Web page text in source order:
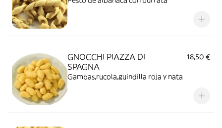
GNOCCHI PIAZZA DI
SPAGNA
18,50 €
Gambas,rucola,guindilla roja y nata